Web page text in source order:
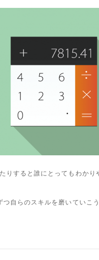
りすると誰にとってもわかり
自らのスキルを磨いていこ